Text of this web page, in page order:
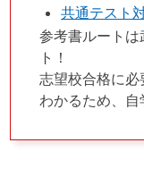
共通テスト
参考書ルート
ト！
志望校合格に
わかるため、自